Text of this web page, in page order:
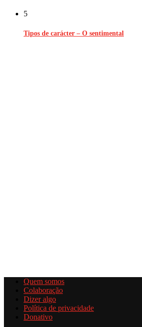
5
Tipos de carácter – O sentimental
Quem somos
Colaboração
Dizer algo
Política de privacidade
Donativo